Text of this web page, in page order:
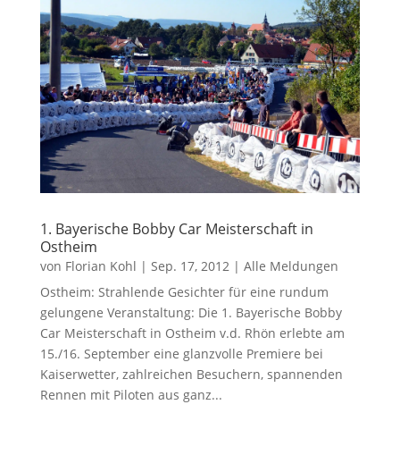
1. Bayerische Bobby Car Meisterschaft in
Ostheim
von Florian Kohl | Sep. 17, 2012 | Alle Meldungen
Ostheim: Strahlende Gesichter für eine rundum
gelungene Veranstaltung: Die 1. Bayerische Bobby
Car Meisterschaft in Ostheim v.d. Rhön erlebte am
15./16. September eine glanzvolle Premiere bei
Kaiserwetter, zahlreichen Besuchern, spannenden
Rennen mit Piloten aus ganz...